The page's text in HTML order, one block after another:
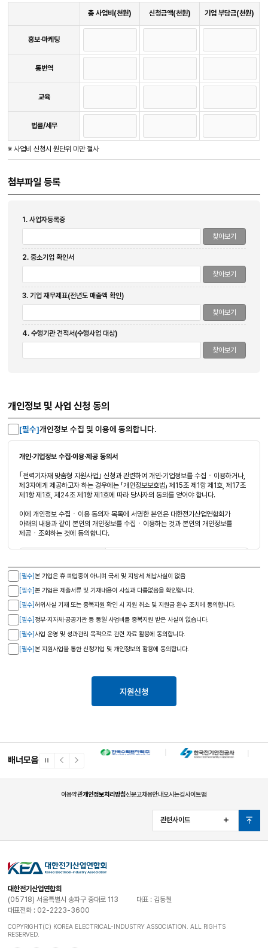
비
총 사업비(천원) 신청금액(천원) 기업 부담금(천원)
홍보·마케팅
통번역
교육
법률/세무
※ 사업비 신청시 원단위 미만 절사
첨부파일 등록
1. 사업자등록증
찾아보기
2. 중소기업 확인서
찾아보기
3. 기업 재무제표(전년도 매출액 확인)
찾아보기
4. 수행기관 견적서(수행사업 대상)
찾아보기
개인정보 및 사업 신청 동의
[필수]개인정보 수집 및 이용에 동의합니다.
개인·기업정보 수집·이용·제공 동의서
｢전력기자재 맞춤형 지원사업｣ 신청과 관련하여 개인·기업정보를 수집ㆍ이용하거나,
제3자에게 제공하고자 하는 경우에는 「개인정보보호법」 제15조 제1항 제1호, 제17조
제1항 제1호, 제24조 제1항 제1호에 따라 당사자의 동의를 얻어야 합니다.
이에 개인정보 수집ㆍ이용 동의자 목록에 서명한 본인은 대한전기산업연합회가
아래의 내용과 같이 본인의 개인정보를 수집ㆍ이용하는 것과 본인의 개인정보를
제공ㆍ조회하는 것에 동의합니다.
(협약) 관계의 설정ㆍ유지ㆍ이행ㆍ관리,
만족도 조사, 기타 법령상 의무이행, 중소기업
지원사업 통합관리시스템에서 사업 참여(신청
대출심사 활용
(필수적 정보) 개인식별정보 (성명, 주소,
지원)기업에 대한 국세기본법 제81조의13의
폐업일, 소득세 원천징수 인원 등, 관세법
제116조에 따른 수출액 등, 고용보험법
제2조의1의 피보험자수 등 (선택적 정보)
개인식별정보 외에 고객이 제공한 정보
이용되며, 기업정보는 신청 및 지원기업의 사업
신청 이전 3개년부터 참여 이후 5년간 수집·
동의를 거부할 경우의
위 개인정보 수집·이용에 관한 동의는
사업수행을 위하여 필수사항입니다. 동의하지
않으시는 경우 전력기자재 금융지원사업 신청
등에 불이익을 받으실 수 있습니다.
※ 중소기업 지원사업 통합관리시스템에 대한
② 국세청
[필수]본 기업은 휴·폐업중이 아니며 국세 및 지방세 체납사실이 없음
[필수]본 기업은 제출서류 및 기재내용이 사실과 다름없음을 확인합니다.
[필수]허위사실 기재 또는 중복지원 확인 시 지원 취소 및 지원금 환수 조치에 동의합니다.
[필수] 정부·지자체·공공기관 등 동일 사업비를 중복지원 받은 사실이 없습니다.
[필수]사업 운영 및 성과관리 목적으로 관련 자료 활용에 동의합니다.
[필수]본 지원사업을 통한 신청기업 및 개인정보의 활용에 동의합니다.
지원신청
배너모음
일
이
너
다
너
이용약관개인정보처리방침신문고채용안내오시는길사이트맵
관련사이트
열
기
맨
위
로
대한전기산업연합회
(05718) 서울특별시 송파구 중대로 113
대표 : 김동철
대표전화 : 02-2223-3600
COPYRIGHT(C) KOREA ELECTRICAL-INDUSTRY ASSOCIATION. ALL RIGHTS
RESERVED.